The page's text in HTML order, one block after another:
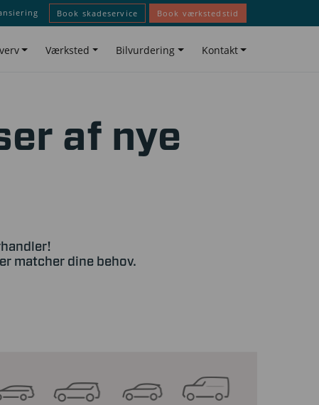
Book skadeservice Book værkstedstid
Værksted Bilvurdering Kontakt
af nye
matcher dine behov.